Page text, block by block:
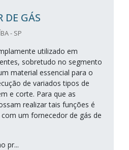
DE GÁS
- SP
utilizado em
sobretudo no segmento
material essencial para o
de variados tipos de
e corte. Para que as
realizar tais funções é
um fornecedor de gás de
pr...